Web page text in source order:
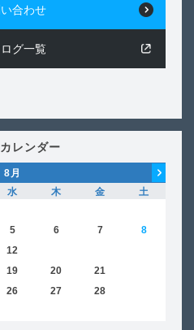
合わせ
グ一覧
レンダー
8月
水 木 金
土
5 6 7
8
12
19 20 21
26 27 28